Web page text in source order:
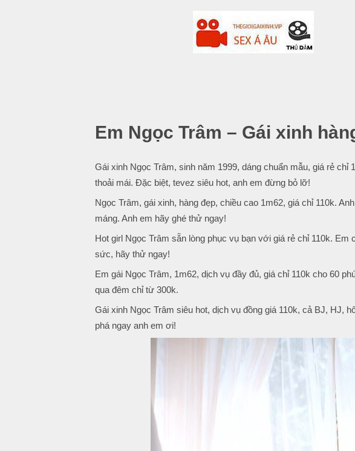
Em Ngọc Trâm – Gái xinh
Gái xinh Ngọc Trâm, sinh năm 1999, dáng chuẩn mẫu, giá rẻ chỉ
thoải mái. Đặc biệt, tevez siêu hot, anh em đừng bỏ lỡ!
Ngọc Trâm, gái xinh, hàng đẹp, chiều cao 1m62, giá chỉ 110k.
máng. Anh em hãy ghé thử ngay!
Hot girl Ngọc Trâm sẵn lòng phục vụ bạn với giá rẻ chỉ 110k. Em
sức, hãy thử ngay!
Em gái Ngọc Trâm, 1m62, dịch vụ đầy đủ, giá chỉ 110k cho 60
qua đêm chỉ từ 300k.
Gái xinh Ngọc Trâm siêu hot, dịch vụ đồng giá 110k, cả BJ, HJ,
phá ngay anh em ơi!